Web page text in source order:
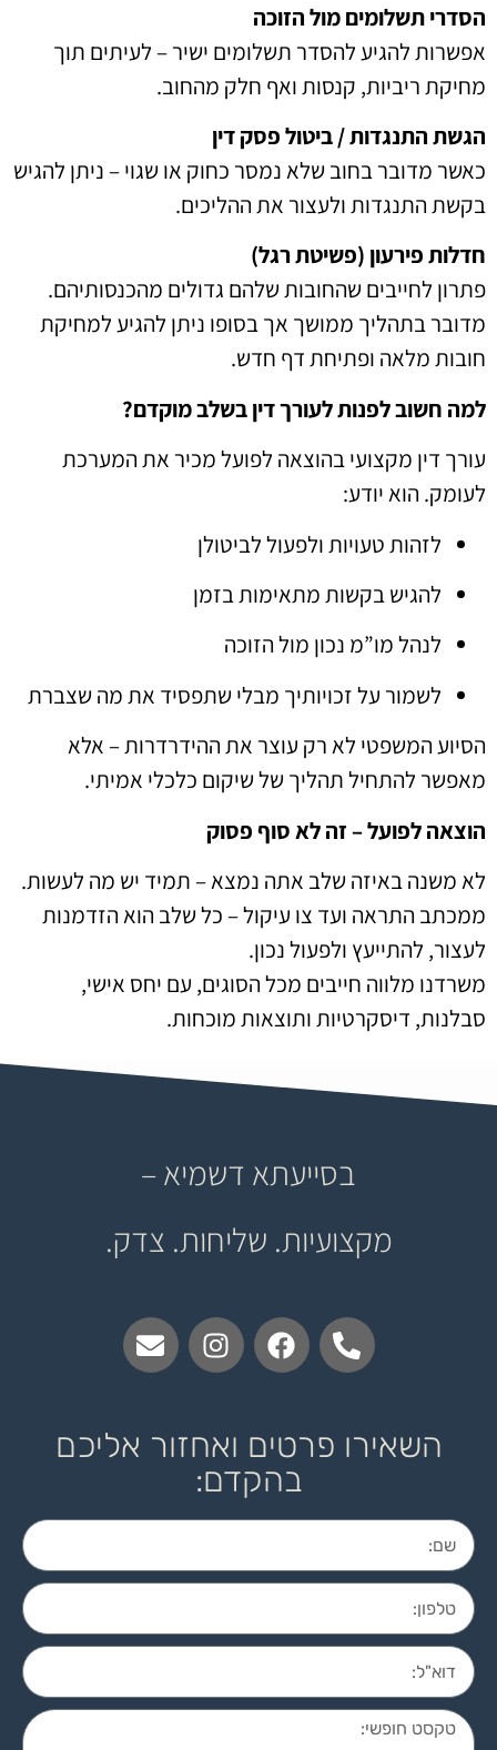
הסדרי תשלומים מול הזוכה
אפשרות להגיע להסדר תשלומים ישיר – לעיתים תוך
מחיקת ריביות, קנסות ואף חלק מהחוב.
הגשת התנגדות / ביטול פסק דין
כאשר מדובר בחוב שלא נמסר כחוק או שגוי – ניתן להגיש
בקשת התנגדות ולעצור את ההליכים.
חדלות פירעון (פשיטת רגל)
פתרון לחייבים שהחובות שלהם גדולים מהכנסותיהם.
מדובר בתהליך ממושך אך בסופו ניתן להגיע למחיקת
חובות מלאה ופתיחת דף חדש.
למה חשוב לפנות לעורך דין בשלב מוקדם?
עורך דין מקצועי בהוצאה לפועל מכיר את המערכת
לעומק. הוא יודע:
לזהות טעויות ולפעול לביטולן
להגיש בקשות מתאימות בזמן
לנהל מו”מ נכון מול הזוכה
לשמור על זכויותיך מבלי שתפסיד את מה שצברת
הסיוע המשפטי לא רק עוצר את ההידרדרות – אלא
מאפשר להתחיל תהליך של שיקום כלכלי אמיתי.
הוצאה לפועל – זה לא סוף פסוק
לא משנה באיזה שלב אתה נמצא – תמיד יש מה לעשות.
ממכתב התראה ועד צו עיקול – כל שלב הוא הזדמנות
לעצור, להתייעץ ולפעול נכון.
משרדנו מלווה חייבים מכל הסוגים, עם יחס אישי,
סבלנות, דיסקרטיות ותוצאות מוכחות.
בסייעתא דשמיא –
מקצועיות. שליחות. צדק.
השאירו פרטים ואחזור אליכם
בהקדם: